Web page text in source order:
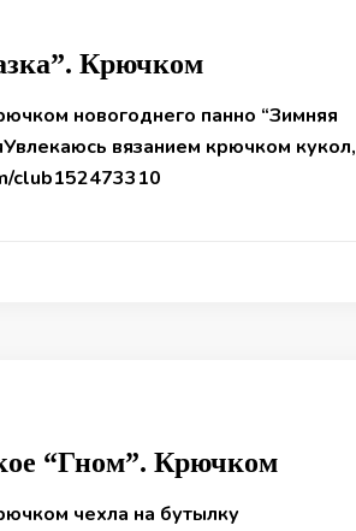
Крючком
новогоднего панно “Зимняя
вязанием крючком кукол,
club152473310
“Гном”. Крючком
чехла на бутылку